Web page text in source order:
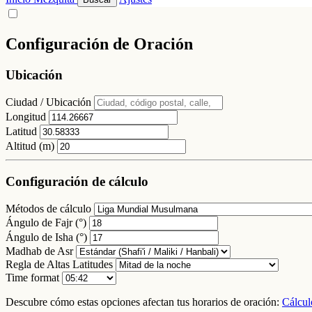
Configuración de Oración
Ubicación
Ciudad / Ubicación
Longitud
Latitud
Altitud (m)
Configuración de cálculo
Métodos de cálculo
Ángulo de Fajr (°)
Ángulo de Isha (°)
Madhab de Asr
Regla de Altas Latitudes
Time format
Descubre cómo estas opciones afectan tus horarios de oración: